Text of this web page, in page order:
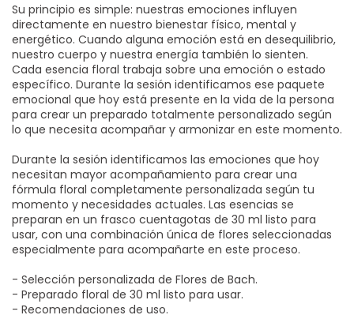
Su principio es simple: nuestras emociones influyen
directamente en nuestro bienestar físico, mental y
energético. Cuando alguna emoción está en desequilibrio,
nuestro cuerpo y nuestra energía también lo sienten.
Cada esencia floral trabaja sobre una emoción o estado
específico. Durante la sesión identificamos ese paquete
emocional que hoy está presente en la vida de la persona
para crear un preparado totalmente personalizado según
lo que necesita acompañar y armonizar en este momento.
Durante la sesión identificamos las emociones que hoy
necesitan mayor acompañamiento para crear una
fórmula floral completamente personalizada según tu
momento y necesidades actuales. Las esencias se
preparan en un frasco cuentagotas de 30 ml listo para
usar, con una combinación única de flores seleccionadas
especialmente para acompañarte en este proceso.
- Selección personalizada de Flores de Bach.
- Preparado floral de 30 ml listo para usar.
- Recomendaciones de uso.